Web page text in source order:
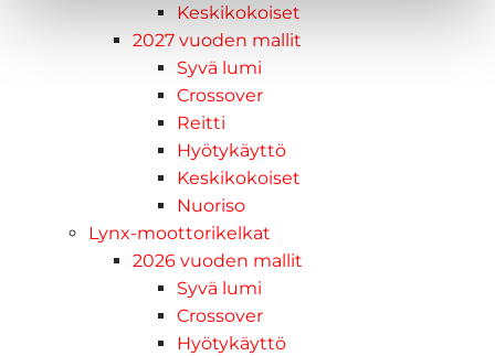
Keskikokoiset
2027 vuoden mallit
Syvä lumi
Crossover
Reitti
Hyötykäyttö
Keskikokoiset
Nuoriso
Lynx-moottorikelkat
2026 vuoden mallit
Syvä lumi
Crossover
Hyötykäyttö